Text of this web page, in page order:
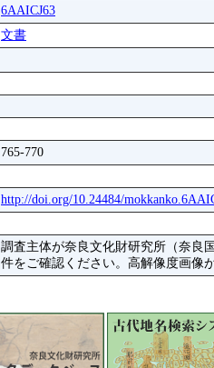
6AAICJ63
文書
765-770
http://doi.org/10.24484/
調査主体が奈良文化財研究所（奈良
件をご確認ください。高解像度画像